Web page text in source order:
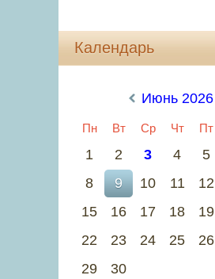
Календарь
«Июнь 2026
Пн Вт Ср Чт Пт
1 2 3 4 5
8
9 10 11 12
15
16 17 18 19
22
23 24 25 26
29
30